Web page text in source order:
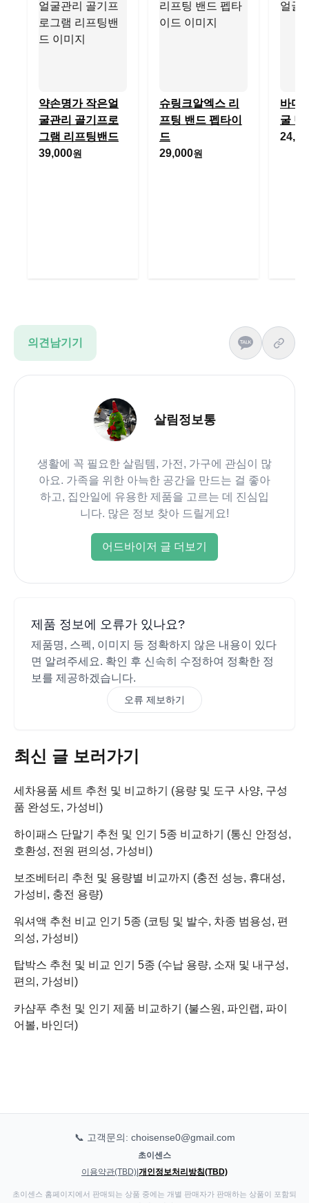
약손명가 작은얼
굴관리 골기프로
그램 리프팅밴드
39,000원
슈링크알엑스 리
프팅 밴드 펩타이
드
29,000원
바디
굴 밴
의견남기기
살림정보통
생활에 꼭 필요한 살림템, 가전, 가구에 관심이 많
아요. 가족을 위한 아늑한 공간을 만드는 걸 좋아
하고, 집안일에 유용한 제품을 고르는 데 진심입
니다. 많은 정보 찾아 드릴게요!
어드바이저 글 더보기
제품 정보에 오류가 있나요?
제품명, 스펙, 이미지 등 정확하지 않은 내용이 있다
면 알려주세요. 확인 후 신속히 수정하여 정확한 정
보를 제공하겠습니다.
오류 제보하기
최신 글 보러가기
세차용품 세트 추천 및 비교하기 (용량 및 도구 사양, 구성
품 완성도, 가성비)
하이패스 단말기 추천 및 인기 5종 비교하기 (통신 안정성,
호환성, 전원 편의성, 가성비)
보조베터리 추천 및 용량별 비교까지 (충전 성능, 휴대성,
가성비, 충전 용량)
워셔액 추천 비교 인기 5종 (코팅 및 발수, 차종 범용성, 편
의성, 가성비)
탑박스 추천 및 비교 인기 5종 (수납 용량, 소재 및 내구성,
편의, 가성비)
카샴푸 추천 및 인기 제품 비교하기 (불스원, 파인랩, 파이
어볼, 바인더)
📞 고객문의: choisense0@gmail.com
초이센스
이용약관(TBD) 개인정보처리방침(TBD)
초이센스 홈페이지에서 판매되는 상품 중에는 개별 판매자가 판매하는 상품이 포함되